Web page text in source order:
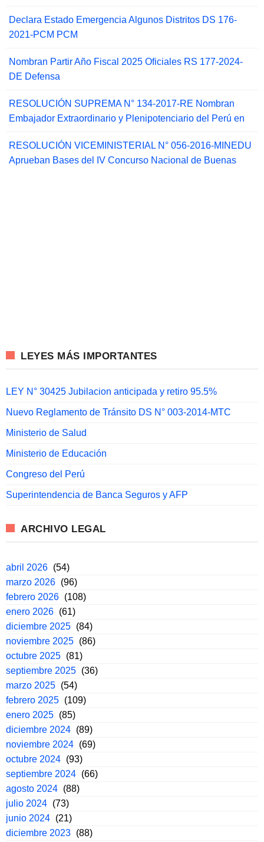
Declara Estado Emergencia Algunos Distritos DS 176-
2021-PCM PCM
Nombran Partir Año Fiscal 2025 Oficiales RS 177-2024-
DE Defensa
RESOLUCIÓN SUPREMA N° 134-2017-RE Nombran
Embajador Extraordinario y Plenipotenciario del Perú en
RESOLUCIÓN VICEMINISTERIAL N° 056-2016-MINEDU
Aprueban Bases del IV Concurso Nacional de Buenas
LEYES MÁS IMPORTANTES
LEY N° 30425 Jubilacion anticipada y retiro 95.5%
Nuevo Reglamento de Tránsito DS N° 003-2014-MTC
Ministerio de Salud
Ministerio de Educación
Congreso del Perú
Superintendencia de Banca Seguros y AFP
ARCHIVO LEGAL
abril 2026 (54)
marzo 2026 (96)
febrero 2026 (108)
enero 2026 (61)
diciembre 2025 (84)
noviembre 2025 (86)
octubre 2025 (81)
septiembre 2025 (36)
marzo 2025 (54)
febrero 2025 (109)
enero 2025 (85)
diciembre 2024 (89)
noviembre 2024 (69)
octubre 2024 (93)
septiembre 2024 (66)
agosto 2024 (88)
julio 2024 (73)
junio 2024 (21)
diciembre 2023 (88)